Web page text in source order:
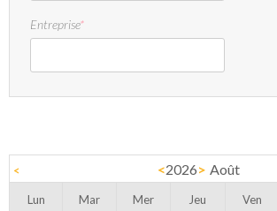
Entreprise*
< <2026> Août
Lun Mar Mer Jeu Ven